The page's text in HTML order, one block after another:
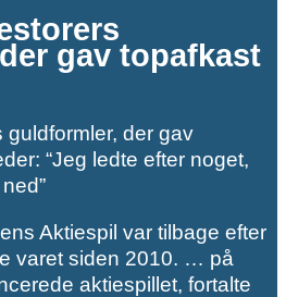
gav topafkast
guldformler, der gav
“Jeg ledte efter noget,
Aktiespil var tilbage efter
varet siden 2010. … på
aktiespillet, fortalte